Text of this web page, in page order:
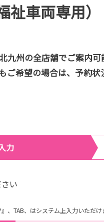
祉車両専用）
九州の全店舗でご案内可
ご希望の場合は、予約
力
い
、TAB、はシステム上入力いただけ